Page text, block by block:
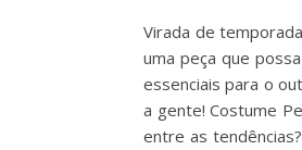
Virada de
uma peça que
essenciais para o
a gente! Costume
entre as